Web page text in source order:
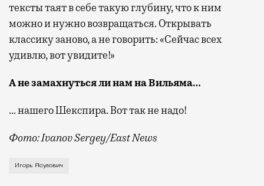
тексты таят в себе такую глубину, что к ним
можно и нужно возвращаться. Открывать
классику заново, а не говорить: «Сейчас всех
удивлю, вот увидите!»
А не замахнуться ли нам на Вильяма…
… нашего Шекспира. Вот так не надо!
Фото: Ivanov Sergey/East News
Советский и российский актер театра
Игорь Ясулович